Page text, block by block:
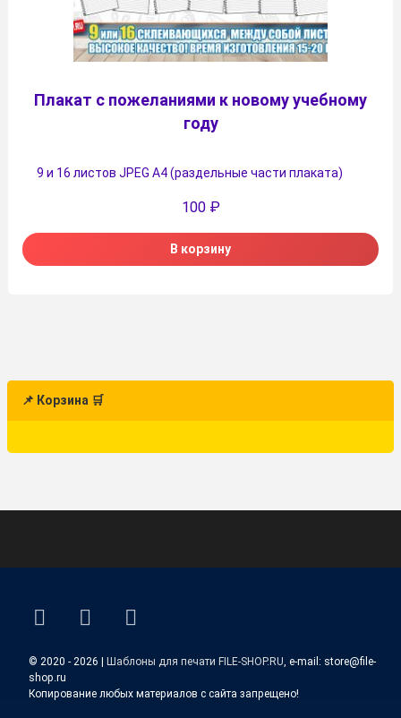
Плакат с пожеланиями к новому учебному
году
9 и 16 листов JPEG А4 (раздельные части плаката)
100 ₽
В корзину
📌 Корзина 🛒
ВКонтакте
YouTube
E-mail
© 2020 - 2026 | Шаблоны для печати FILE-SHOP.RU , e-mail: store@file-
shop.ru
Копирование любых материалов с сайта запрещено!